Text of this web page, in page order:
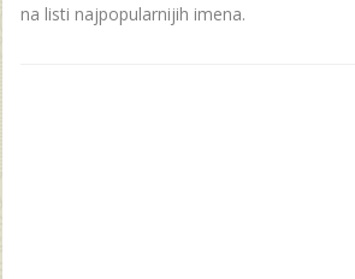
na listi najpopularnijih imena.